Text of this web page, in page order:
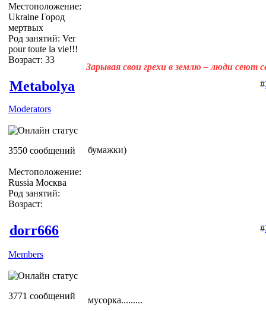
Местоположение:
Ukraine Город
мертвых
Род занятий: Ver
pour toute la vie!!!
Возраст: 33
Зарывая свои грехи в землю – люди сеют
Metabolya
Moderators
3550 сообщений
Местоположение:
Russia Москва
Род занятий:
Возраст:
#
бумажки)
dorr666
Members
3771 сообщений
#
мусорка.........